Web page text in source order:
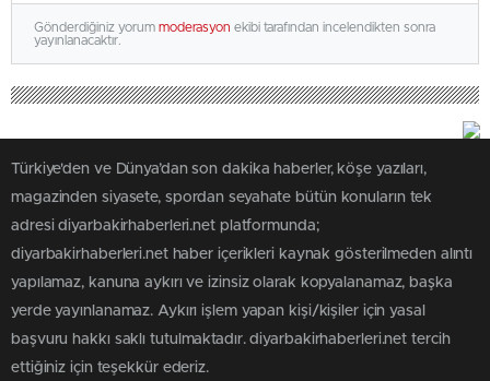
Gönderdiğiniz yorum moderasyon ekibi tarafından incelendikten sonra
yayınlanacaktır.
Türkiye'den ve Dünya’dan son dakika haberler, köşe yazıları,
magazinden siyasete, spordan seyahate bütün konuların tek
adresi diyarbakirhaberleri.net platformunda;
diyarbakirhaberleri.net haber içerikleri kaynak gösterilmeden alıntı
yapılamaz, kanuna aykırı ve izinsiz olarak kopyalanamaz, başka
yerde yayınlanamaz. Aykırı işlem yapan kişi/kişiler için yasal
başvuru hakkı saklı tutulmaktadır. diyarbakirhaberleri.net tercih
ettiğiniz için teşekkür ederiz.